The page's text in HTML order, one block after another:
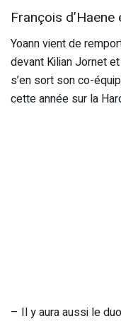
François
Yoann vient de
devant Kilian Jornet
s’en sort son co-
cette année sur la
– Il y aura aussi le